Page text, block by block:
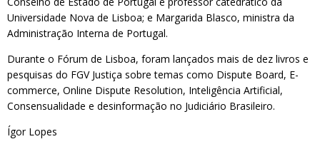
Universidade Nova de Lisboa; e Margarida Blasco, ministra da
Administração Interna de Portugal.
Durante o Fórum de Lisboa, foram lançados mais de dez livros e
pesquisas do FGV Justiça sobre temas como Dispute Board, E-
commerce, Online Dispute Resolution, Inteligência Artificial,
Consensualidade e desinformação no Judiciário Brasileiro.
Ígor Lopes